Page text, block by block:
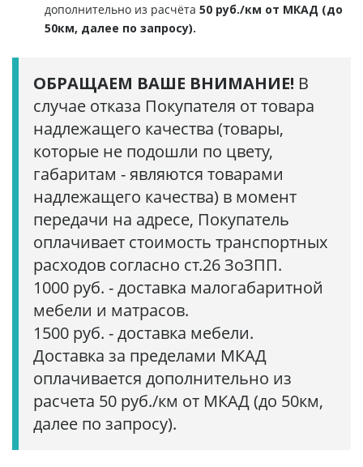
дополнительно из расчёта 50 руб./км от МКАД (до
50км, далее по запросу).
ОБРАЩАЕМ ВАШЕ ВНИМАНИЕ! В
случае отказа Покупателя от товара
надлежащего качества (товары,
которые не подошли по цвету,
габаритам - являются товарами
надлежащего качества) в момент
передачи на адресе, Покупатель
оплачивает стоимость транспортных
расходов согласно ст.26 ЗоЗПП.
1000 руб. - доставка малогабаритной
мебели и матрасов.
1500 руб. - доставка мебели.
Доставка за пределами МКАД
оплачивается дополнительно из
расчета 50 руб./км от МКАД (до 50км,
далее по запросу).